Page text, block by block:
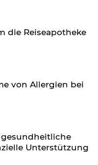
die Reiseapotheke
von Allergien bei
Unterstützung